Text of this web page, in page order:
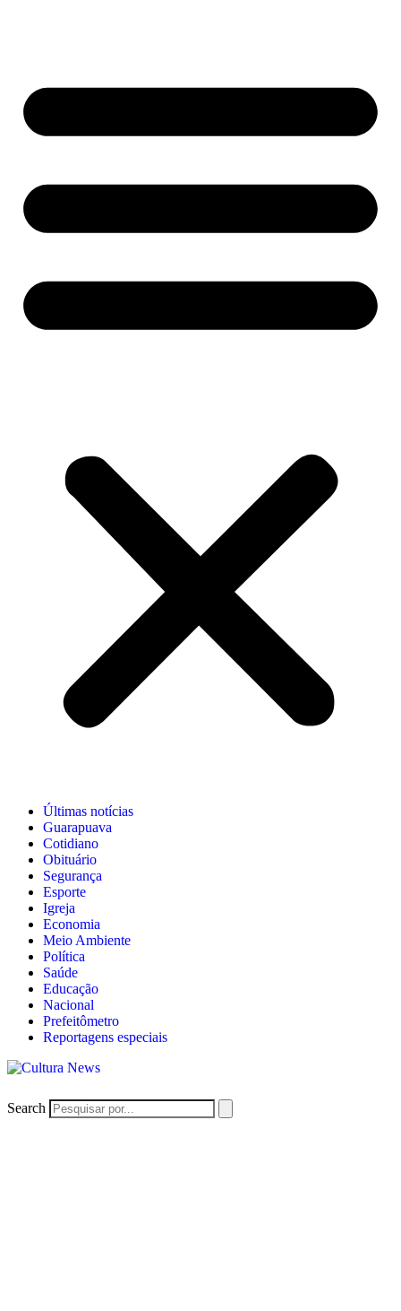
Últimas notícias
Guarapuava
Cotidiano
Obituário
Segurança
Esporte
Igreja
Economia
Meio Ambiente
Política
Saúde
Educação
Nacional
Prefeitômetro
Reportagens especiais
Search